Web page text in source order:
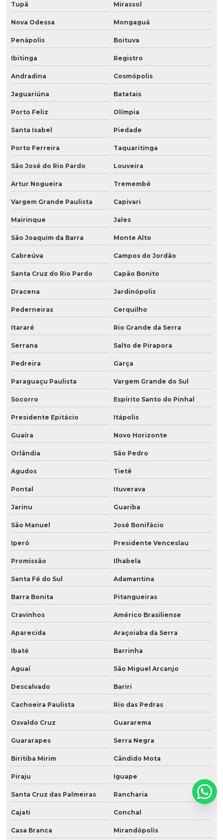
Tupã Mirassol
Nova Odessa Mongaguá
Penápolis Boituva
Ibitinga Registro
Andradina Cosmópolis
Jaguariúna Batatais
Porto Feliz Olímpia
Santa Isabel Piedade
Porto Ferreira Taquaritinga
São José do Rio Pardo Louveira
Artur Nogueira Tremembé
Vargem Grande Paulista Capivari
Mairinque Jales
São Joaquim da Barra Monte Alto
Cabreúva Campos do Jordão
Santa Cruz do Rio Pardo Capão Bonito
Dracena Jardinópolis
Pederneiras Cerquilho
Itararé Rio Grande da Serra
Serrana Salto de Pirapora
Pedreira Garça
Paraguaçu Paulista Vargem Grande do Sul
Socorro Espírito Santo do Pinhal
Presidente Epitácio Itápolis
Guaíra Novo Horizonte
Orlândia São Pedro
Agudos Tietê
Pontal Ituverava
Jarinu Guariba
São Manuel José Bonifácio
Iperó Presidente Venceslau
Promissão Ilhabela
Santa Fé do Sul Adamantina
Barra Bonita Pitangueiras
Cravinhos Américo Brasiliense
Aparecida Araçoiaba da Serra
Ibaté Barrinha
Aguaí São Miguel Arcanjo
Descalvado Bariri
Cachoeira Paulista Rio das Pedras
Osvaldo Cruz Guararema
Guararapes Serra Negra
Biritiba Mirim Cândido Mota
Piraju Iguape
Santa Cruz das Palmeiras Rancharia
Cajati Conchal
Casa Branca Mirandópolis